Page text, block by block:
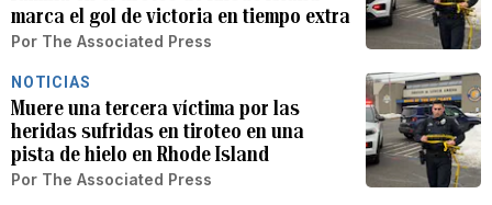
marca el gol de victoria en tiempo extra
Por The Associated Press
NOTICIAS
Muere una tercera víctima por las
heridas sufridas en tiroteo en una
pista de hielo en Rhode Island
Por The Associated Press